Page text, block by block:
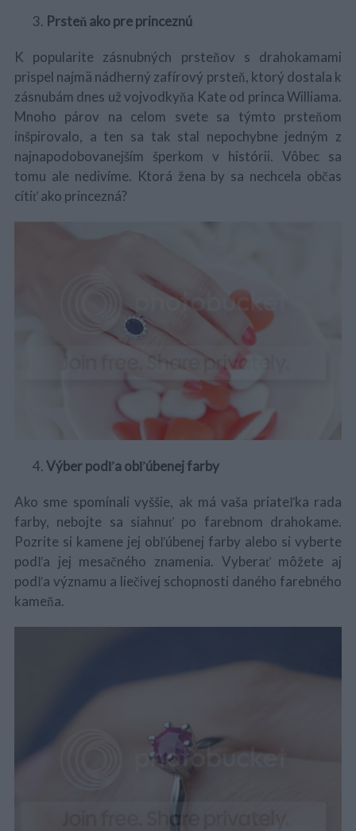
Prsteň ako pre princeznú
K popularite zásnubných prsteňov s drahokamami
prispel najmä nádherný zafírový prsteň, ktorý dostala k
zásnubám dnes už vojvodkyňa Kate od princa Williama.
Mnoho párov na celom svete sa týmto prsteňom
inšpirovalo, a ten sa tak stal nepochybne jedným z
najnapodobovanejším šperkom v histórii. Vôbec sa
tomu ale nedivíme. Ktorá žena by sa nechcela občas
cítiť ako princezná?
Výber podľa obľúbenej farby
Ako sme spomínali vyššie, ak má vaša priateľka rada
farby, nebojte sa siahnuť po farebnom drahokame.
Pozrite si kamene jej obľúbenej farby alebo si vyberte
podľa jej mesačného znamenia. Vyberať môžete aj
podľa významu a liečivej schopnosti daného farebného
kameňa.